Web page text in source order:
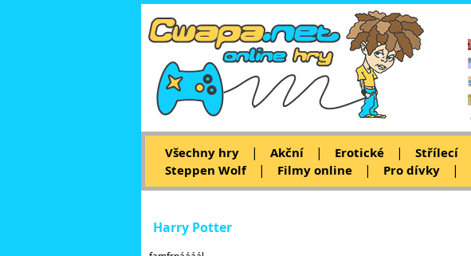
Všechny hry | Akční | Erotické | Střílecí
Steppen Wolf | Filmy online | Pro dívky |
Harry Potter